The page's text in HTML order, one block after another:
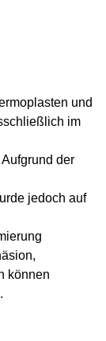
und
im
der
jedoch auf
können